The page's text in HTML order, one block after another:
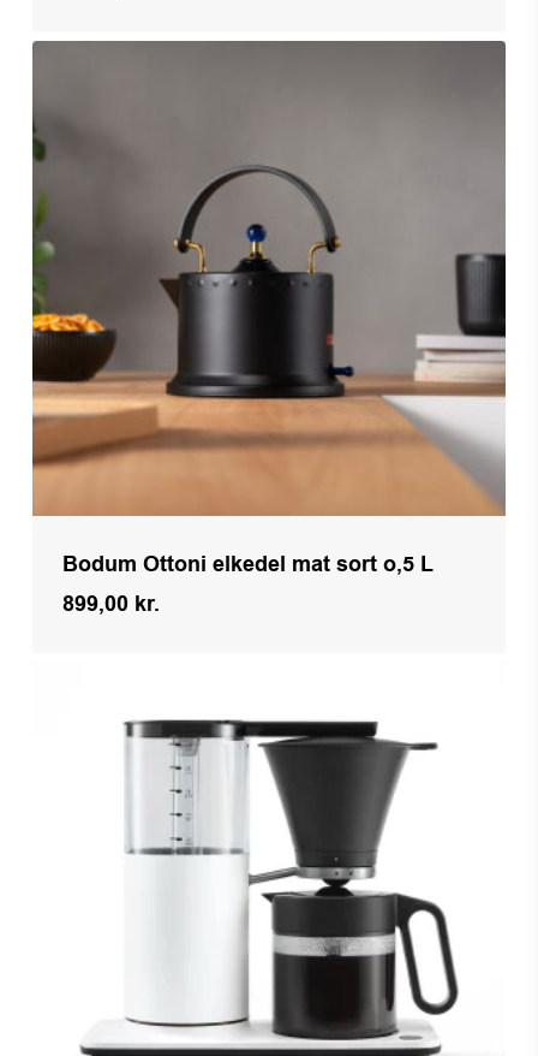
Bodum Ottoni elkedel mat sort o,5 L
899,00 kr.